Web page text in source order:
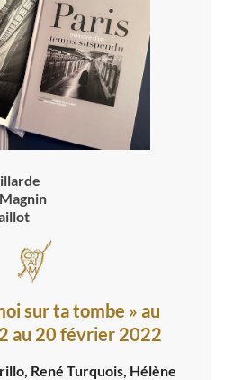
sur ta tombe » au
au 20 février 2022
René Turquois, Hélène